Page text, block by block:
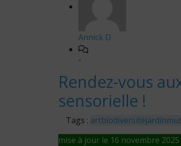
Annick D
-
Rendez-vous
sensorielle !
Tags : artbiodiversitéjardin
mise à jour le 16 novembre 2025